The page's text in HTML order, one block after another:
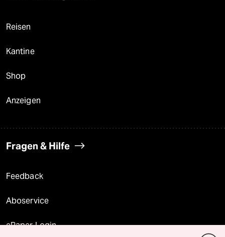
Reisen
Kantine
Shop
Anzeigen
Fragen & Hilfe
Feedback
Aboservice
ePaper Login